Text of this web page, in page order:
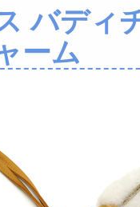
バディ
ーム